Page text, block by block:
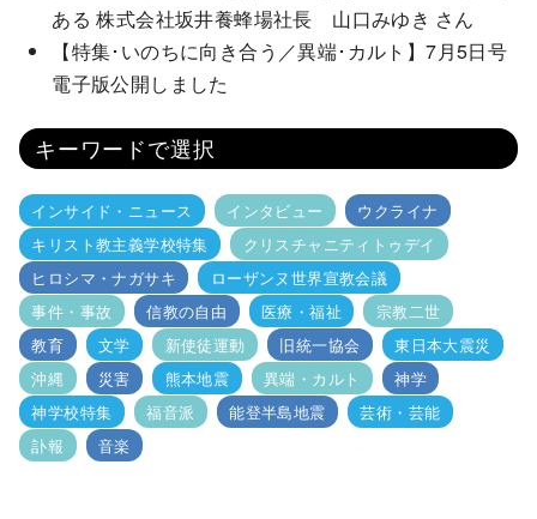
ある 株式会社坂井養蜂場社長 山口みゆき さん
【特集･いのちに向き合う／異端･カルト】7月5日号
電子版公開しました
キーワードで選択
インサイド・ニュース インタビュー
ウクライナ
キリスト教主義学校特集
クリスチャニティトゥデイ
ヒロシマ・ナガサキ
ローザンヌ世界宣教会議
事件・事故
信教の自由 医療・福祉
宗教二世
教育
文学 新使徒運動 旧統一協会
東日本大震災
沖縄
災害 熊本地震 異端・カルト
神学
神学校特集
福音派 能登半島地震
芸術・芸能
訃報
音楽